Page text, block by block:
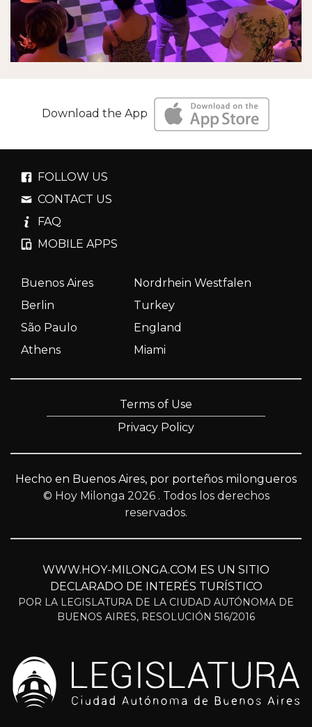
Download the App
FOLLOW US
CONTACT US
FAQ
MOBILE APPS
Buenos Aires
Nordrhein Westfalen
Berlin
Turkey
São Paulo
England
Athens
Miami
Terms of Use
Privacy Policy
Hecho en Buenos Aires, por porteños milongueros
© Hoy Milonga 2026 . Todos los derechos
reservados.
WWW.HOY-MILONGA.COM ES UN SITIO
DECLARADO DE INTERÉS TURÍSTICO
POR LA LEGISLATURA DE LA CIUDAD AUTÓNOMA DE
BUENOS AIRES, RESOLUCIÓN 516/2016